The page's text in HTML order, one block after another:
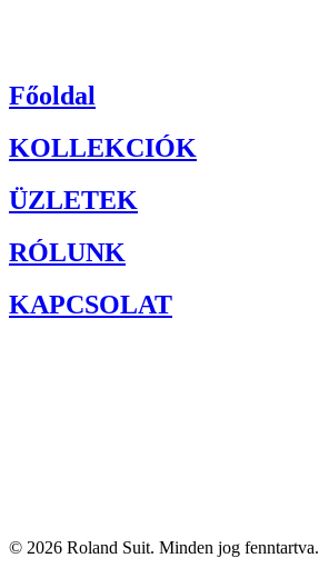
Főoldal
KOLLEKCIÓK
ÜZLETEK
RÓLUNK
KAPCSOLAT
© 2026 Roland Suit. Minden jog fenntartva.